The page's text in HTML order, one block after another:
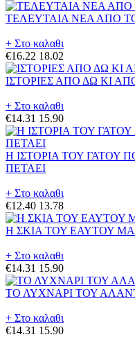
ΤΕΛΕΥΤΑΙΑ ΝΕΑ ΑΠΟ
+ Στο καλαθι
€16.22 18.02
ΙΣΤΟΡΙΕΣ ΑΠΟ ΔΩ ΚΙ
+ Στο καλαθι
€14.31 15.90
Η ΙΣΤΟΡΙΑ ΤΟΥ ΓΑΤΟΥ
ΠΕΤΑΕΙ
+ Στο καλαθι
€12.40 13.78
Η ΣΚΙΑ ΤΟΥ ΕΑΥΤΟΥ
+ Στο καλαθι
€14.31 15.90
ΤΟ ΛΥΧΝΑΡΙ ΤΟΥ
+ Στο καλαθι
€14.31 15.90